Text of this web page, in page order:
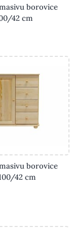
borovice
42 cm
borovice
42 cm